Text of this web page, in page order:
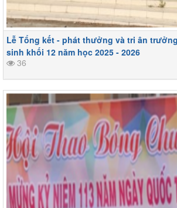
Lễ Tổng kết - phát thưởng và tri ân
sinh khối 12 năm học 2025 - 2026
36